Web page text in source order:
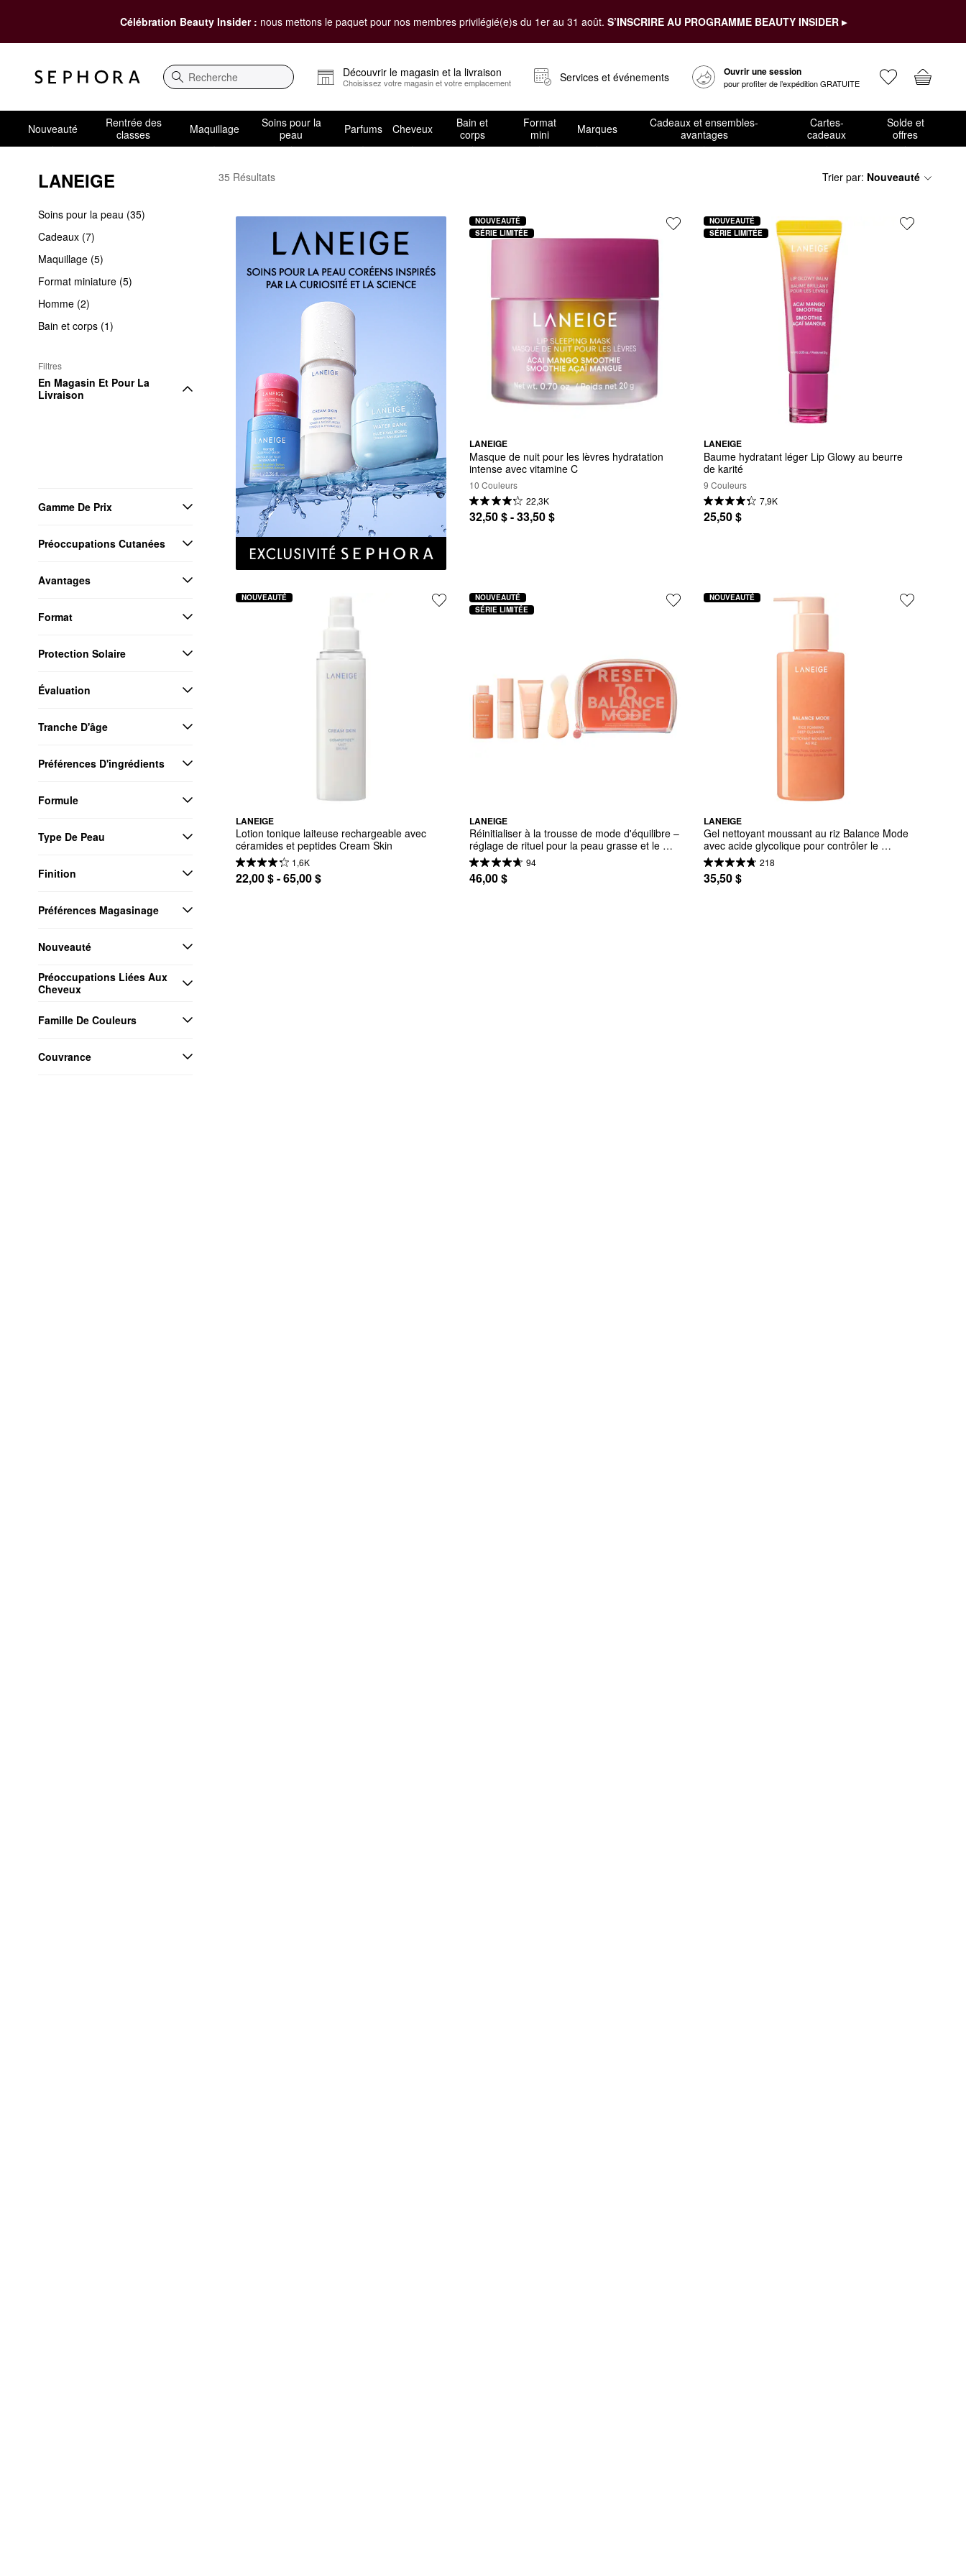
Célébration Beauty Insider : nous mettons le paquet pour nos membres privilégié(e)s du 1er au 31 août. S’INSCRIRE AU PROGRAMME BEAUTY INSIDER ▸
Recherche
Découvrir le magasin et la livraison
Choisissez votre magasin et votre emplacement Services et événements Ouvrir une session
pour profiter de l’expédition GRATUITE
Nouveauté
Rentrée des
classes
Maquillage
Soins pour la
peau
Parfums Cheveux
Bain et
corps
Format
mini
Marques
Cadeaux et ensembles-
avantages
Cartes-
cadeaux
Solde et
offres
LANEIGE
Soins pour la peau (35)
Cadeaux (7)
Maquillage (5)
Format miniature (5)
Homme (2)
Bain et corps (1)
Filtres
En Magasin Et Pour La
Livraison
Gamme De Prix
Préoccupations Cutanées
Avantages
Format
Protection Solaire
Évaluation
Tranche D'âge
Préférences D'ingrédients
Formule
Type De Peau
Finition
Préférences Magasinage
Nouveauté
Préoccupations Liées Aux
Cheveux
Famille De Couleurs
Couvrance
LANEIGE Skin Care
35 Résultats Trier par: Nouveauté
LANEIGE
Masque de nuit pour les lèvres hydratation
intense avec vitamine C
10 Couleurs
22,3K
32,50 $ - 33,50 $
NOUVEAUTÉ
SÉRIE LIMITÉE
LANEIGE
Baume hydratant léger Lip Glowy au beurre
de karité
9 Couleurs
7,9K
25,50 $
NOUVEAUTÉ
SÉRIE LIMITÉE
LANEIGE
Lotion tonique laiteuse rechargeable avec
céramides et peptides Cream Skin
1,6K
22,00 $ - 65,00 $
NOUVEAUTÉ
LANEIGE
Réinitialiser à la trousse de mode d'équilibre –
réglage de rituel pour la peau grasse et le
contrôle de pores et de brillance
94
46,00 $
NOUVEAUTÉ
SÉRIE LIMITÉE
LANEIGE
Gel nettoyant moussant au riz Balance Mode
avec acide glycolique pour contrôler le
brillant et déboucher les pores.
218
35,50 $
NOUVEAUTÉ